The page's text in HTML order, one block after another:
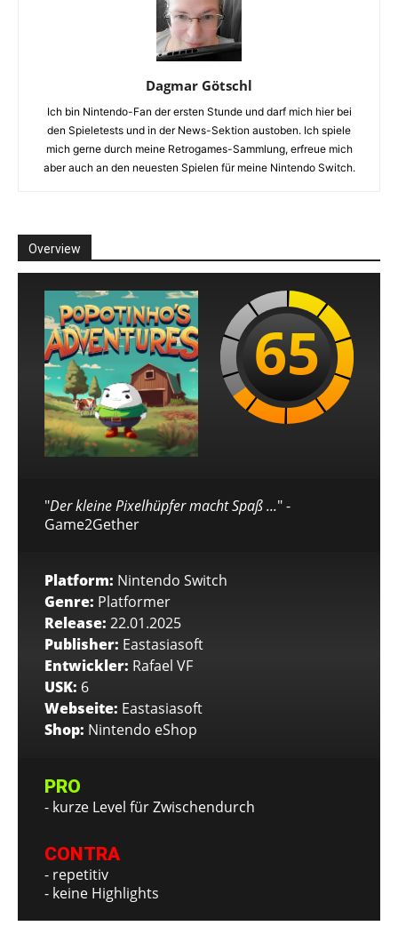
Dagmar Götschl
Ich bin Nintendo-Fan der ersten Stunde und darf mich hier bei
den Spieletests und in der News-Sektion austoben. Ich spiele
mich gerne durch meine Retrogames-Sammlung, erfreue mich
aber auch an den neuesten Spielen für meine Nintendo Switch.
Overview
65
"Der kleine Pixelhüpfer macht Spaß ..." -
Game2Gether
Platform: Nintendo Switch
Genre: Platformer
Release: 22.01.2025
Publisher: Eastasiasoft
Entwickler: Rafael VF
USK: 6
Webseite: Eastasiasoft
Shop: Nintendo eShop
PRO
- kurze Level für Zwischendurch
CONTRA
- repetitiv
- keine Highlights